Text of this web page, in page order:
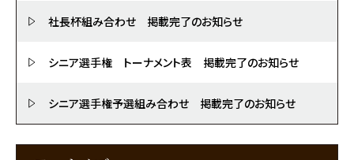
社長杯組み合わせ 掲載完了のお知らせ
シニア選手権 トーナメント表 掲載完了のお知らせ
シニア選手権予選組み合わせ 掲載完了のお知らせ